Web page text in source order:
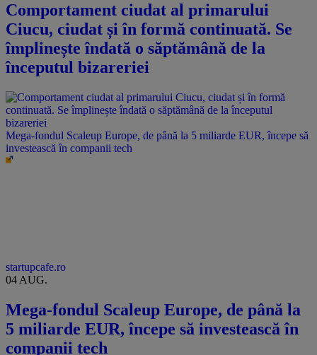
Comportament ciudat al primarului
Ciucu, ciudat și în formă continuată. Se
împlinește îndată o săptămână de la
începutul bizareriei
Mega-fondul Scaleup Europe, de până la 5 miliarde EUR, începe să
investească în companii tech
startupcafe.ro
04 AUG.
Mega-fondul Scaleup Europe, de până la
5 miliarde EUR, începe să investească în
companii tech